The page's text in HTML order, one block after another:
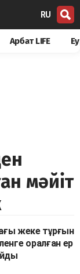
RU
Арбат LIFE
мәйіт
жеке тұрғын
оралған ер